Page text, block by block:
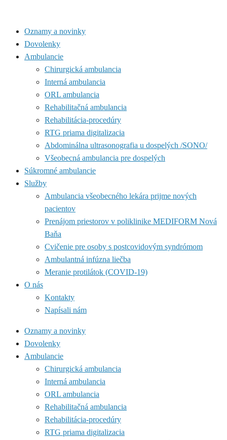
Oznamy a novinky
Dovolenky
Ambulancie
Chirurgická ambulancia
Interná ambulancia
ORL ambulancia
Rehabilitačná ambulancia
Rehabilitácia-procedúry
RTG priama digitalizacia
Abdominálna ultrasonografia u dospelých /SONO/
Všeobecná ambulancia pre dospelých
Súkromné ambulancie
Služby
Ambulancia všeobecného lekára prijme nových
pacientov
Prenájom priestorov v poliklinike MEDIFORM Nová
Baňa
Cvičenie pre osoby s postcovidovým syndrómom
Ambulantná infúzna liečba
Meranie protilátok (COVID-19)
O nás
Kontakty
Napísali nám
Oznamy a novinky
Dovolenky
Ambulancie
Chirurgická ambulancia
Interná ambulancia
ORL ambulancia
Rehabilitačná ambulancia
Rehabilitácia-procedúry
RTG priama digitalizacia